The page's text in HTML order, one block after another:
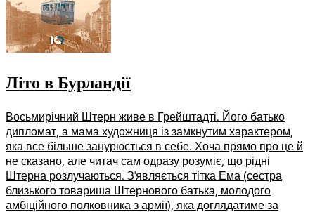
Літо в Бурландії
Восьмирічний Штерн живе в Грейштадті. Його батько
дипломат, а мама художниця із замкнутим характером,
яка все більше занурюється в себе. Хоча прямо про це й
не сказано, але читач сам одразу розуміє, що рідні
Штерна розлучаються. З’являється тітка Ема (сестра
близького товариша Штернового батька, молодого
амбіційного полковника з армії), яка доглядатиме за